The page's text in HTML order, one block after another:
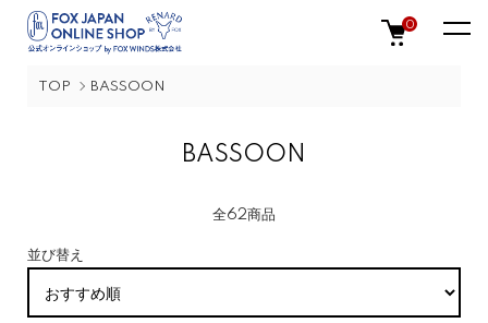
0
TOP BASSOON
BASSOON
全62商品
並び替え